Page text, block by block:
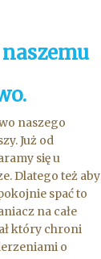
naszego
Już od
się u
Dlatego też aby
spać to
na całe
który chroni
o